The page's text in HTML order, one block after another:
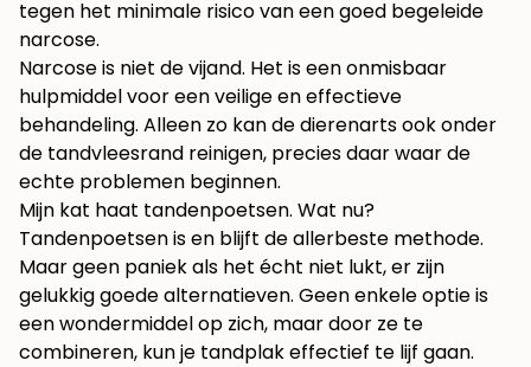
tegen het minimale risico van een goed begeleide
narcose.
Narcose is niet de vijand. Het is een onmisbaar
hulpmiddel voor een veilige en effectieve
behandeling. Alleen zo kan de dierenarts ook onder
de tandvleesrand reinigen, precies daar waar de
echte problemen beginnen.
Mijn kat haat tandenpoetsen. Wat nu?
Tandenpoetsen is en blijft de allerbeste methode.
Maar geen paniek als het écht niet lukt, er zijn
gelukkig goede alternatieven. Geen enkele optie is
een wondermiddel op zich, maar door ze te
combineren, kun je tandplak effectief te lijf gaan.